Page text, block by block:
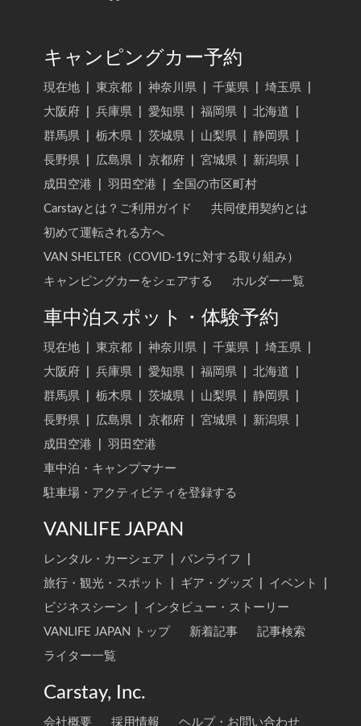
キャンピングカー予約
現在地 東京都 神奈川県 千葉県 埼玉県
大阪府
兵庫県 愛知県 福岡県 北海道
群馬県
栃木県 茨城県 山梨県 静岡県
長野県
広島県 京都府 宮城県 新潟県
成田空港
羽田空港
全国の市区町村
Carstayとは？ご利用ガイド
共同使用契約とは
初めて運転される方へ
VAN SHELTER（COVID-19に対する取り組み）
キャンピングカーをシェアする
ホルダー一覧
車中泊スポット・体験予約
現在地 東京都 神奈川県 千葉県 埼玉県
大阪府
兵庫県 愛知県 福岡県 北海道
群馬県
栃木県 茨城県 山梨県 静岡県
長野県
広島県 京都府 宮城県 新潟県
成田空港
羽田空港
車中泊・キャンプマナー
駐車場・アクティビティを登録する
VANLIFE JAPAN
レンタル・カーシェア バンライフ
旅行・観光・スポット
ギア・グッズ イベント
ビジネスシーン
インタビュー・ストーリー
VANLIFE JAPAN トップ
新着記事
記事検索
ライター一覧
Carstay, Inc.
会社概要 採用情報 ヘルプ・お問い合わせ